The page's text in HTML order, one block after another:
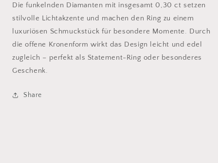
Die funkelnden Diamanten mit insgesamt 0,30 ct setzen
stilvolle Lichtakzente und machen den Ring zu einem
luxuriösen Schmuckstück für besondere Momente. Durch
die offene Kronenform wirkt das Design leicht und edel
zugleich – perfekt als Statement-Ring oder besonderes
Geschenk.
Share